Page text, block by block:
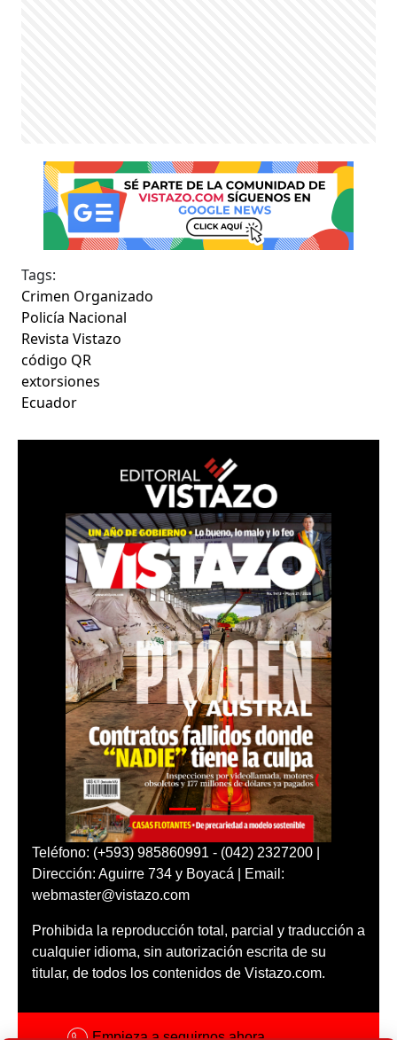
Tags:
Crimen Organizado
Policía Nacional
Revista Vistazo
código QR
extorsiones
Ecuador
Teléfono: (+593) 985860991 - (042) 2327200 |
Dirección: Aguirre 734 y Boyacá | Email:
webmaster@vistazo.com
Prohibida la reproducción total, parcial y traducción a
cualquier idioma, sin autorización escrita de su
titular, de todos los contenidos de Vistazo.com.